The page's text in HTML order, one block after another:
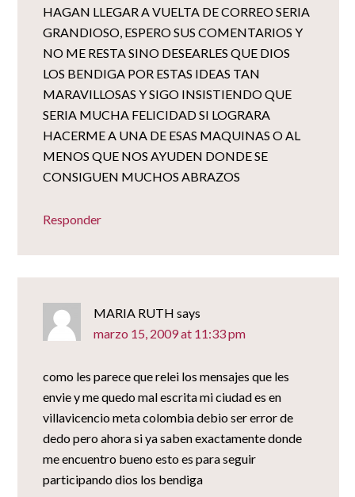
HAGAN LLEGAR A VUELTA DE CORREO SERIA
GRANDIOSO, ESPERO SUS COMENTARIOS Y
NO ME RESTA SINO DESEARLES QUE DIOS
LOS BENDIGA POR ESTAS IDEAS TAN
MARAVILLOSAS Y SIGO INSISTIENDO QUE
SERIA MUCHA FELICIDAD SI LOGRARA
HACERME A UNA DE ESAS MAQUINAS O AL
MENOS QUE NOS AYUDEN DONDE SE
CONSIGUEN MUCHOS ABRAZOS
Responder
MARIA RUTH says
marzo 15, 2009 at 11:33 pm
como les parece que relei los mensajes que les
envie y me quedo mal escrita mi ciudad es en
villavicencio meta colombia debio ser error de
dedo pero ahora si ya saben exactamente donde
me encuentro bueno esto es para seguir
participando dios los bendiga